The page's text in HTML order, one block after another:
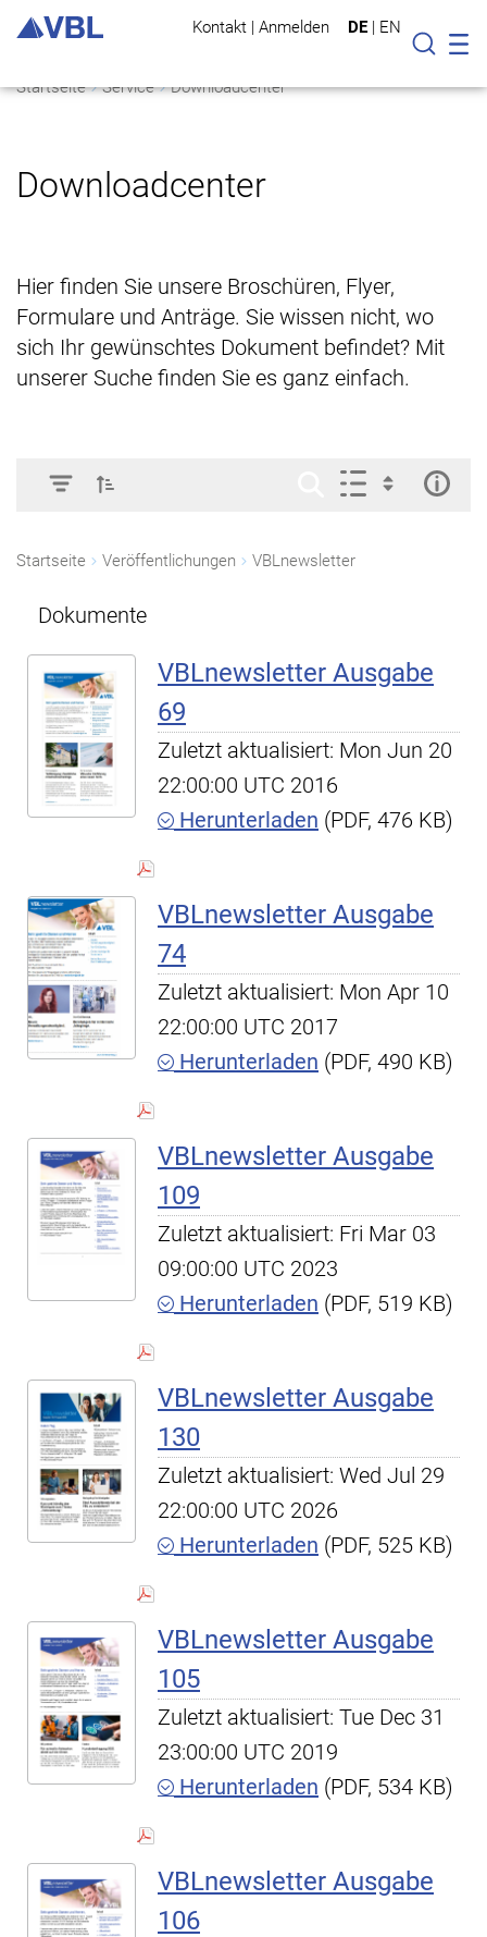
Kontakt | Anmelden DE | EN
Suche
Startseite Service Downloadcenter
Downloadcenter
Hier finden Sie unsere Broschüren, Flyer,
Formulare und Anträge. Sie wissen nicht, wo
sich Ihr gewünschtes Dokument befindet? Mit
unserer Suche finden Sie es ganz einfach.
Startseite Veröffentlichungen VBLnewsletter
Dokumente
VBLnewsletter Ausgabe
69
Zuletzt aktualisiert: Mon Jun 20
22:00:00 UTC 2016
Herunterladen (PDF, 476 KB)
VBLnewsletter Ausgabe
74
Zuletzt aktualisiert: Mon Apr 10
22:00:00 UTC 2017
Herunterladen (PDF, 490 KB)
VBLnewsletter Ausgabe
109
Zuletzt aktualisiert: Fri Mar 03
09:00:00 UTC 2023
Herunterladen (PDF, 519 KB)
VBLnewsletter Ausgabe
130
Zuletzt aktualisiert: Wed Jul 29
22:00:00 UTC 2026
Herunterladen (PDF, 525 KB)
VBLnewsletter Ausgabe
105
Zuletzt aktualisiert: Tue Dec 31
23:00:00 UTC 2019
Herunterladen (PDF, 534 KB)
VBLnewsletter Ausgabe
106